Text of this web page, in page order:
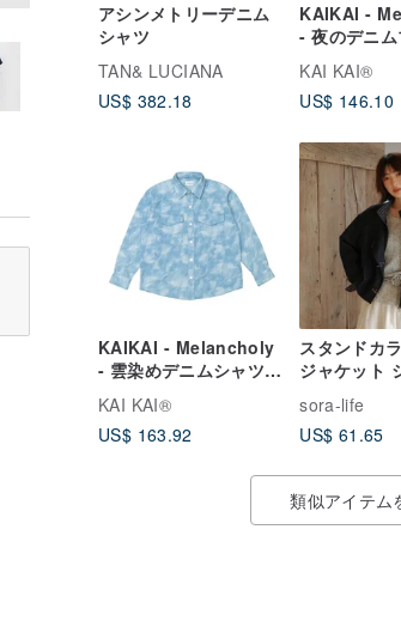
アシンメトリーデニム
シャツ
TAN& LUCIANA
US$ 382.18
KAIKAI -
- 夜のデニ
ップアップ
ジャケット
KAI KAI®
US$ 146.10
KAIKAI - Melancholy
- 雲染めデニムシャツジ
ャケット
KAI KAI®
US$ 163.92
スタンドカ
ジャケット
ンツ セット
ャケット | パ
物|Sora-2059
sora-life
US$ 61.65
類似アイテム